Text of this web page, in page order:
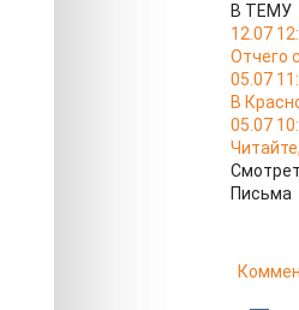
В ТЕМУ
12.07
Отчего
05.07
В
05.07
Письма